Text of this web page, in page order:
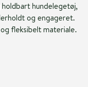
hundelegetøj,
og engageret.
fleksibelt materiale.